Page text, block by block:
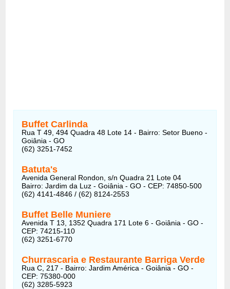
Buffet Carlinda
Rua T 49, 494 Quadra 48 Lote 14 - Bairro: Setor Bueno -
Goiânia - GO
(62) 3251-7452
Batuta's
Avenida General Rondon, s/n Quadra 21 Lote 04
Bairro: Jardim da Luz - Goiânia - GO - CEP: 74850-500
(62) 4141-4846 / (62) 8124-2553
Buffet Belle Muniere
Avenida T 13, 1352 Quadra 171 Lote 6 - Goiânia - GO -
CEP: 74215-110
(62) 3251-6770
Churrascaria e Restaurante Barriga Verde
Rua C, 217 - Bairro: Jardim América - Goiânia - GO -
CEP: 75380-000
(62) 3285-5923